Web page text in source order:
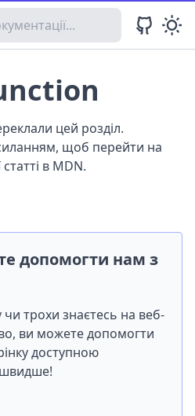
цей розділ.
щоб перейти на
в MDN.
допомогти нам з
чи трохи знаєтесь на веб-
ви можете допомогти
доступною